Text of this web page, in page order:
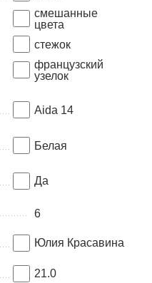
смешанные
цвета
стежок
французский
узелок
Aida 14
Белая
Да
6
Юлия Красавина
21.0